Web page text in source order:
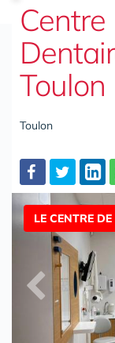
Centre
Toulon
Toulon
Partager
LE CENTRE